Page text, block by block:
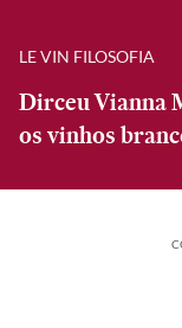
LE VIN FILOSOFIA
Dirceu Vianna
os vinhos